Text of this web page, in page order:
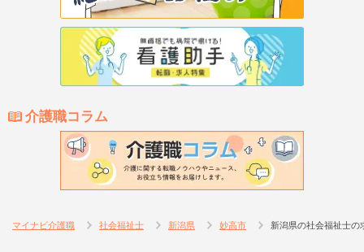
介護職コラム
マイナビ介護職 社会福祉士 新潟県 妙高市 新潟県の社会福祉士の